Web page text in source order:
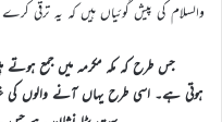
والسلام کی پیش گوئیاں ہیں کہ یہ
جس طرح کہ مکہ مکرمہ میں جمع
ہوتی ہے۔ اسی طرح یہاں آنے والوں